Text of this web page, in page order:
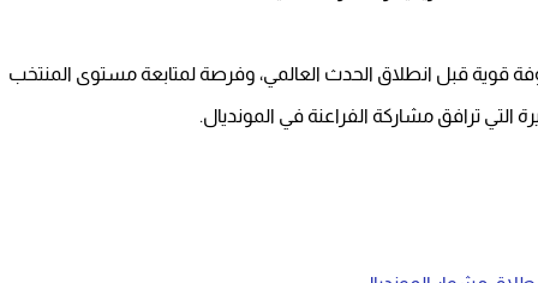
قوية قبل انطلاق الحدث العالمي، وفرصة لمتابعة مستوى المنتخب
ترافق مشاركة الفراعنة في المونديال.